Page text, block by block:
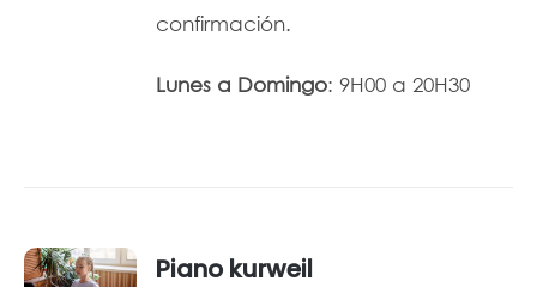
confirmación.
Lunes a Domingo: 9H00 a 20H30
Piano kurweil